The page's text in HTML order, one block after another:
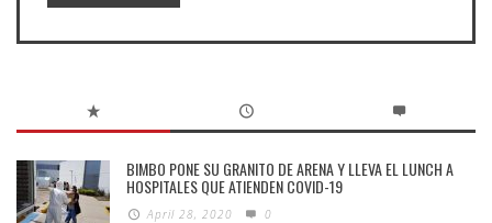
BIMBO PONE SU GRANITO DE ARENA Y LLEVA EL LUNCH A
HOSPITALES QUE ATIENDEN COVID-19
April 28, 2020 0